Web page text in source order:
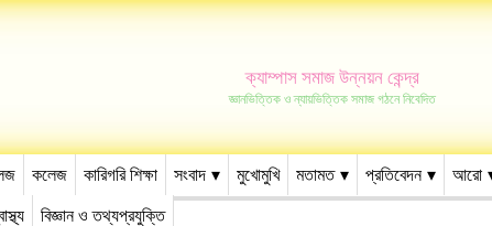
ক্যাম্পাস সমাজ উন্নয়ন কেন্দ্র
জ্ঞানভিত্তিক ও ন্যায়ভিত্তিক সমাজ গঠনে নিবেদিত
কলেজ কারিগরি শিক্ষা সংবাদ মুখোমুখি মতামত প্রতিবেদন আরো
বিজ্ঞান ও তথ্যপ্রযুক্তি